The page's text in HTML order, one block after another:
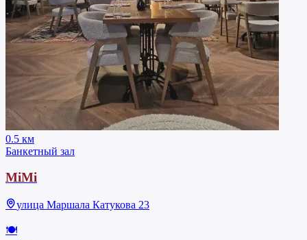
0.5 км
Банкетный зал
MiMi
улица Маршала Катукова 23
🍽